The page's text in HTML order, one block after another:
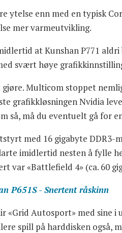
ytelse enn med en typisk
mer varmeutvikling.
at Kunshan P771
svært høye
Multicom stoppet
grafikkløsningen Nvidia
så, må du eventuelt gå for
med 16 gigabyte DDR3-
imidlertid nesten å fylle
var «Battlefield 4» (ca. 60
P651S - Snertent råskinn
«Grid Autosport» med sine
spill på harddisken også,